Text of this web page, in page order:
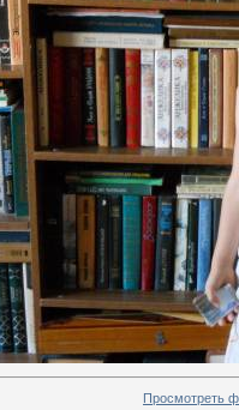
Просмотреть